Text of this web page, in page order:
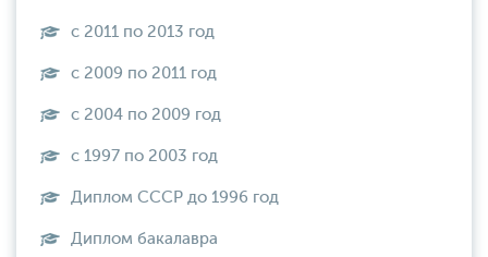
с 2011 по 2013 год
с 2009 по 2011 год
с 2004 по 2009 год
с 1997 по 2003 год
Диплом СССР до 1996 год
Диплом бакалавра